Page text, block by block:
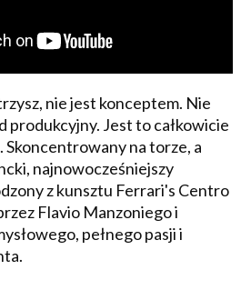
nie jest konceptem. Nie
produkcyjny. Jest to całkowicie
na torze, a
najnowocześniejszy
z kunsztu Ferrari's Centro
Flavio Manzoniego i
pełnego pasji i